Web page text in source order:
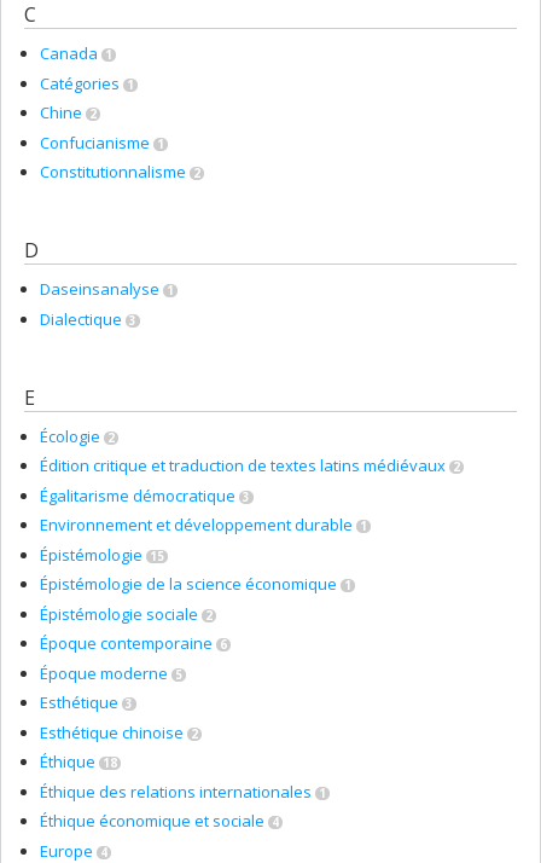
C
Canada 1
Catégories 1
Chine 2
Confucianisme 1
Constitutionnalisme 2
D
Daseinsanalyse 1
Dialectique 3
E
Écologie 2
Édition critique et traduction de textes latins médiévaux 2
Égalitarisme démocratique 3
Environnement et développement durable 1
Épistémologie 15
Épistémologie de la science économique 1
Épistémologie sociale 2
Époque contemporaine 6
Époque moderne 5
Esthétique 3
Esthétique chinoise 2
Éthique 18
Éthique des relations internationales 1
Éthique économique et sociale 4
Europe 4